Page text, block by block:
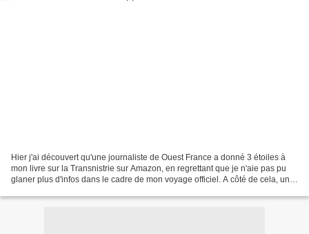
Hier j'ai découvert qu'une journaliste de Ouest France a donné 3 étoiles à
mon livre sur la Transnistrie sur Amazon, en regrettant que je n'aie pas pu
glaner plus d'infos dans le cadre de mon voyage officiel. A côté de cela, un